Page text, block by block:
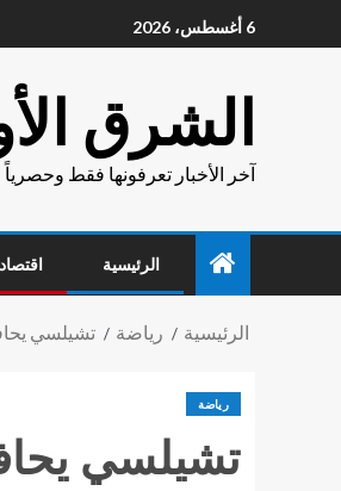
6 أغسطس، 2026
الشرق
آخر الأخبار تعرفونها فقط
الرئيسية اقتصاد
الرئيسية رياضة تشيلسي
رياضة
تشيلسي